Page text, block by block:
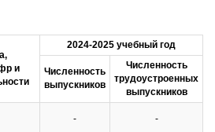
и
2024-2025 учебный год
Численность
выпускников
Численность
трудоустроенных
выпускников
- -